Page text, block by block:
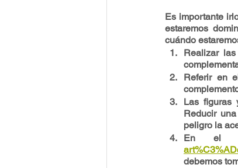
Es importante
estaremos
cuándo
Realizar
Referir en
Las figuras
Reducir
peligro la
En el
debemos